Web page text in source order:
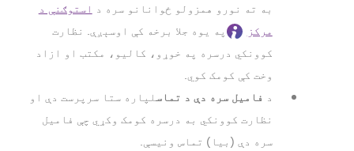
به ته نورو همزولو ځوانانو سره د استوګنې د
مرکز
په یوه جلا برخه کې اوسېږې. نظارت
کوونکي درسره په خوړو، کالیو، مکتب او ازاد
وخت کې کومک کوي.
د فامیل سره دې د تماسلپاره ستا سرپرست دې او
نظارت کوونکي به درسره کومک وکړي چې فامیل
سره دې (بیا) تماس ونیسې.